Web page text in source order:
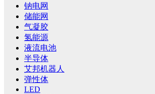
钠电网
储能网
气凝胶
氢能源
液流电池
半导体
艾邦机器人
弹性体
LED